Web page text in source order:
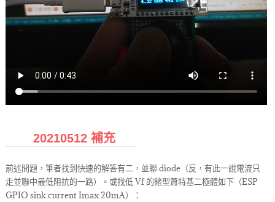
20210512 補充
前述問題，筆者找到快速的解答有二，並聯 diode（反，有此一說電流只
走並聯中最低阻抗的一路）。或找低 Vf 的鍺型蕭特基二極體如下（ESP
GPIO sink current Imax 20mA）：